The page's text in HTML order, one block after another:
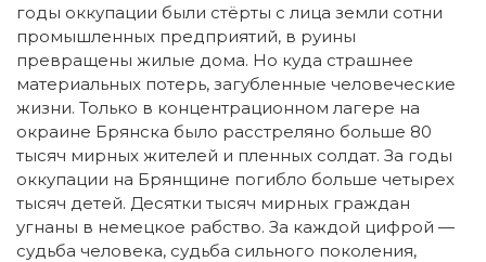
годы оккупации были стёрты с лица земли сотни
промышленных предприятий, в руины
превращены жилые дома. Но куда страшнее
материальных потерь, загубленные человеческие
жизни. Только в концентрационном лагере на
окраине Брянска было расстреляно больше 80
тысяч мирных жителей и пленных солдат. За годы
оккупации на Брянщине погибло больше четырех
тысяч детей. Десятки тысяч мирных граждан
угнаны в немецкое рабство. За каждой цифрой —
судьба человека, судьба сильного поколения,